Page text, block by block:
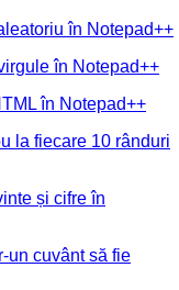
în Notepad++
în Notepad++
în Notepad++
la fiecare 10 rânduri
și cifre în
un cuvânt să fie